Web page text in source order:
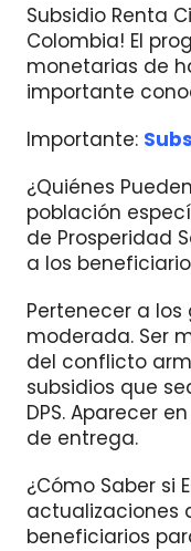
Subsidio Renta
Colombia! El
monetarias de
importante
Importante:
¿Quiénes
población
de Prosperidad
a los
Pertenecer a los
moderada. Ser
del conflicto
subsidios que
DPS. Aparecer
de entrega.
¿Cómo Saber si
actualizaciones
beneficiarios